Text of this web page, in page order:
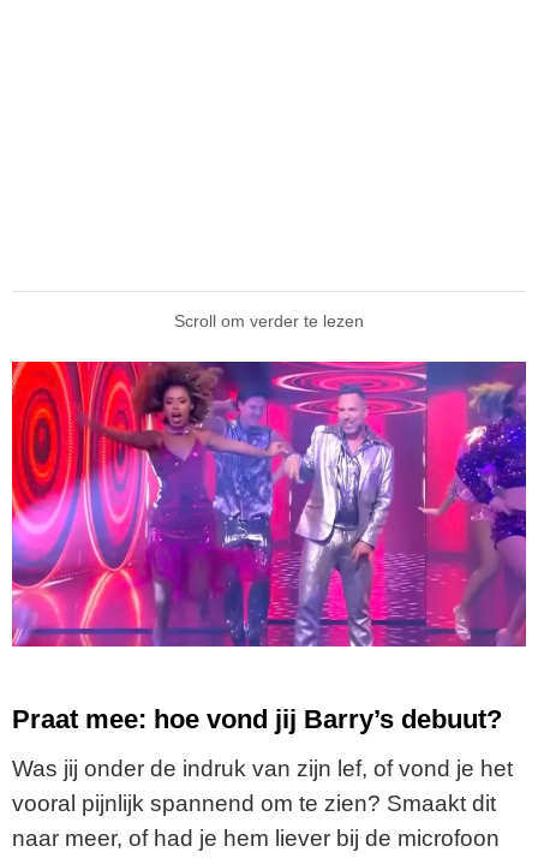
Scroll om verder te lezen
Praat mee: hoe vond jij Barry’s debuut?
Was jij onder de indruk van zijn lef, of vond je het
vooral pijnlijk spannend om te zien? Smaakt dit
naar meer, of had je hem liever bij de microfoon